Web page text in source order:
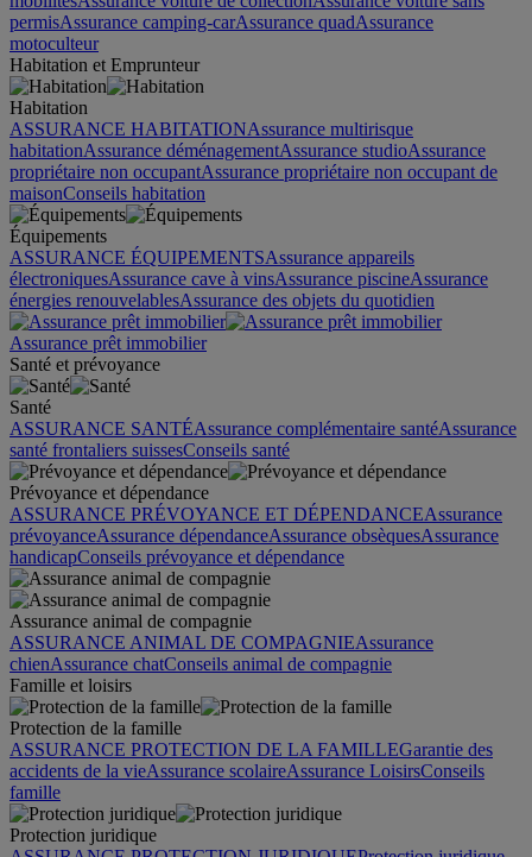
permisAssurance camping-carAssurance quadAssurance
motoculteur
Habitation et Emprunteur
Habitation
ASSURANCE HABITATIONAssurance multirisque
habitationAssurance déménagementAssurance studioAssurance
propriétaire non occupantAssurance propriétaire non occupant de
maisonConseils habitation
Équipements
ASSURANCE ÉQUIPEMENTSAssurance appareils
électroniquesAssurance cave à vinsAssurance piscineAssurance
énergies renouvelablesAssurance des objets du quotidien
Assurance prêt immobilier
Santé et prévoyance
Santé
ASSURANCE SANTÉAssurance complémentaire santéAssurance
santé frontaliers suissesConseils santé
Prévoyance et dépendance
ASSURANCE PRÉVOYANCE ET DÉPENDANCEAssurance
prévoyanceAssurance dépendanceAssurance obsèquesAssurance
handicapConseils prévoyance et dépendance
Assurance animal de compagnie
ASSURANCE ANIMAL DE COMPAGNIEAssurance
chienAssurance chatConseils animal de compagnie
Famille et loisirs
Protection de la famille
ASSURANCE PROTECTION DE LA FAMILLEGarantie des
accidents de la vieAssurance scolaireAssurance LoisirsConseils
famille
Protection juridique